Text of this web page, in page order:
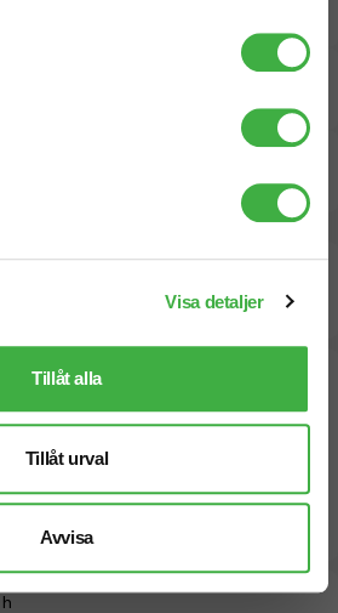
Visa detaljer
Tillåt alla
Tillåt urval
Avvisa
Snabbare leverans? Kontakta oss.